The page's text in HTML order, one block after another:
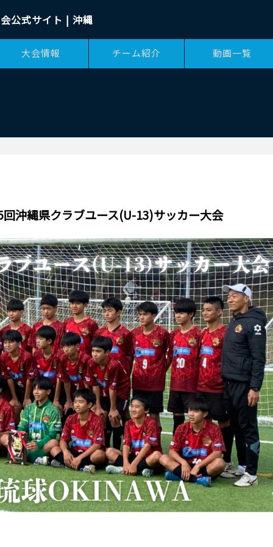
公式サイト | 沖縄
大会情報 チーム紹介 動画一覧
沖縄県クラブユース(U-13)サッカー大会